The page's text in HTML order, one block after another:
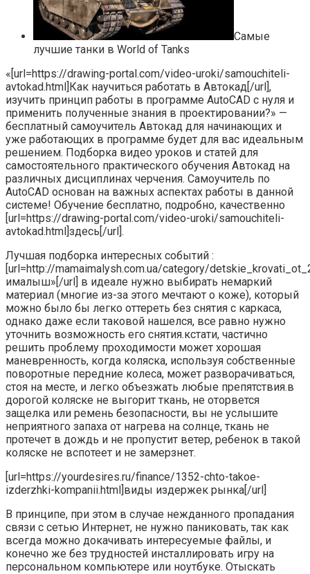
Самые
лучшие танки в World of Tanks
«[url=https://drawing-portal.com/video-uroki/samouchiteli-
avtokad.html]Как научиться работать в Автокад[/url],
изучить принцип работы в программе AutoCAD с нуля и
применить полученные знания в проектировании?» —
бесплатный самоучитель Автокад для начинающих и
уже работающих в программе будет для вас идеальным
решением. Подборка видео уроков и статей для
самостоятельного практического обучения Автокад на
различных дисциплинах черчения. Самоучитель по
AutoCAD основан на важных аспектах работы в данной
системе! Обучение бесплатно, подробно, качественно
[url=https://drawing-portal.com/video-uroki/samouchiteli-
avtokad.html]здесь[/url].
Лучшая подборка интересных событий :
[url=http://mamaimalysh.com.ua/category/
ималыш»[/url] в идеале нужно выбирать немаркий
материал (многие из-за этого мечтают о коже), который
можно было бы легко оттереть без снятия с каркаса,
однако даже если таковой нашелся, все равно нужно
уточнить возможность его снятия.кстати, частично
решить проблему проходимости может хорошая
маневренность, когда коляска, используя собственные
поворотные передние колеса, может разворачиваться,
стоя на месте, и легко объезжать любые препятствия.в
дорогой коляске не выгорит ткань, не оторвется
защелка или ремень безопасности, вы не услышите
неприятного запаха от нагрева на солнце, ткань не
протечет в дождь и не пропустит ветер, ребенок в такой
коляске не вспотеет и не замерзнет.
[url=https://yourdesires.ru/finance/1352-chto-takoe-
izderzhki-kompanii.html]виды издержек рынка[/url]
В принципе, при этом в случае нежданного пропадания
связи с сетью Интернет, не нужно паниковать, так как
всегда можно докачивать интересуемые файлы, и
конечно же без трудностей инсталлировать игру на
персональном компьютере или ноутбуке. Отыскать